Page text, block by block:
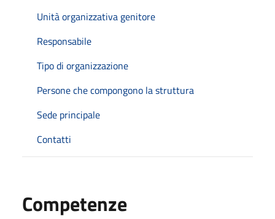
Unità organizzativa genitore
Responsabile
Tipo di organizzazione
Persone che compongono la struttura
Sede principale
Contatti
Competenze